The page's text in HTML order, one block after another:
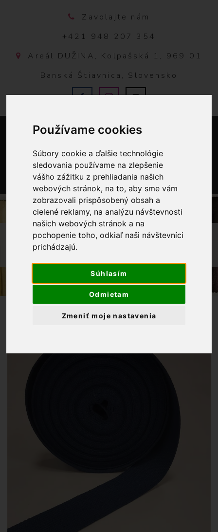
Používame cookies
Súbory cookie a ďalšie technológie
sledovania používame na zlepšenie
vášho zážitku z prehliadania našich
webových stránok, na to, aby sme vám
zobrazovali prispôsobený obsah a
cielené reklamy, na analýzu návštevnosti
našich webových stránok a na
pochopenie toho, odkiaľ naši návštevníci
prichádzajú.
Súhlasím
Odmietam
Zmeniť moje nastavenia
Zavolajte nám
+421 948 207 354
Areál DUŽINA, Kolpašská 1, 969 01
Banská Štiavnica, Slovensko
0
OBCHOD
GALANTÉRIA
POPRUH 100% BAVLNA-TMAVOMODRÁ